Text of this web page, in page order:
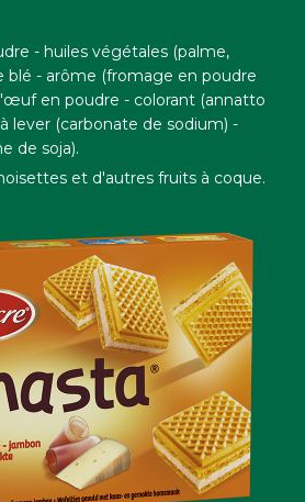
- huiles végétales (palme,
blé - arôme (fromage en poudre
en poudre - colorant (annatto
lever (carbonate de sodium) -
de soja).
et d'autres fruits à coque.